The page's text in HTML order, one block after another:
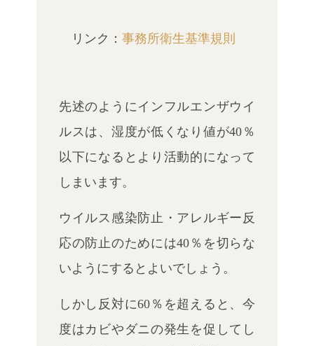
リンク： 事務所衛生基準規則
先述のようにインフルエンザウイ
ルスは、湿度が低くなり値が40％
以下になるとより活動的になって
しまいます。
ウイルス感染防止・アレルギー反
応の防止のためには40％を切らな
いようにするとよいでしょう。
しかし反対に60％を超えると、今
度はカビやダニの発生を促してし